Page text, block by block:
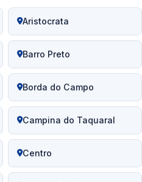
Aristocrata
Barro Preto
Borda do Campo
Campina do Taquaral
Centro